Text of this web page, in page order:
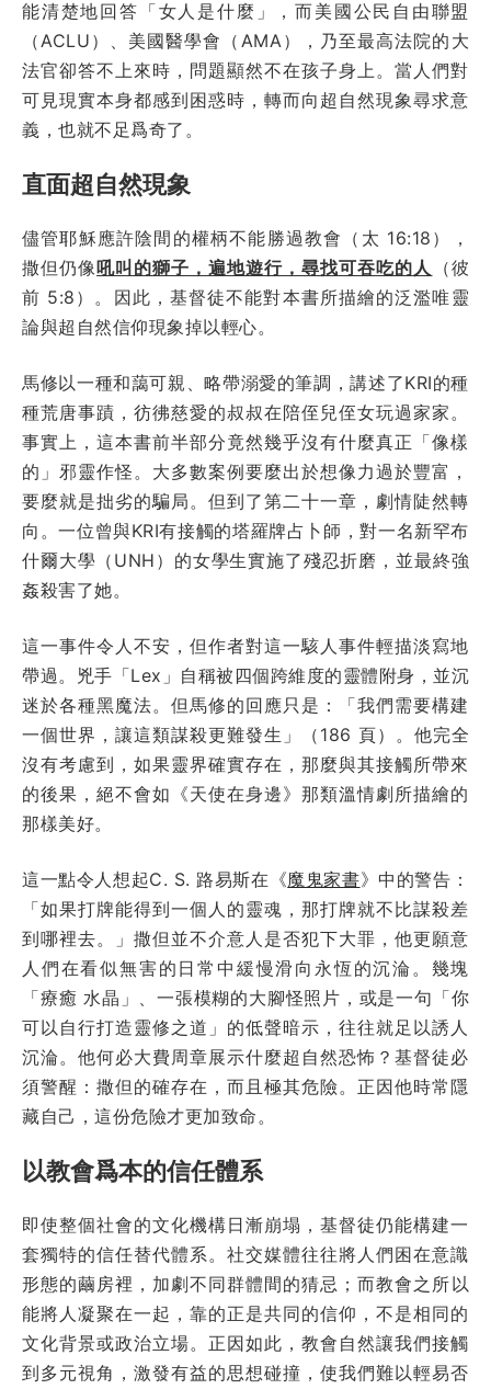
能清楚地回答「女人是什麼」，而美國公民自由聯盟
（ACLU）、美國醫學會（AMA），乃至最高法院的大
法官卻答不上來時，問題顯然不在孩子身上。當人們對
可見現實本身都感到困惑時，轉而向超自然現象尋求意
義，也就不足爲奇了。
直面超自然現象
儘管耶穌應許陰間的權柄不能勝過教會（太 16:18），
撒但仍像吼叫的獅子，遍地遊行，尋找可吞吃的人
（彼
前 5:8）。因此，基督徒不能對本書所描繪的泛濫唯靈
論與超自然信仰現象掉以輕心。
馬修以一種和藹可親、略帶溺愛的筆調，講述了KRI的種
種荒唐事蹟，彷彿慈愛的叔叔在陪侄兒侄女玩過家家。
事實上，這本書前半部分竟然幾乎沒有什麼真正「像樣
的」邪靈作怪。大多數案例要麼出於想像力過於豐富，
要麼就是拙劣的騙局。但到了第二十一章，劇情陡然轉
向。一位曾與KRI有接觸的塔羅牌占卜師，對一名新罕布
什爾大學（UNH）的女學生實施了殘忍折磨，並最終強
姦殺害了她。
這一事件令人不安，但作者對這一駭人事件輕描淡寫地
帶過。兇手「Lex」自稱被四個跨維度的靈體附身，並沉
迷於各種黑魔法。但馬修的回應只是：「我們需要構建
一個世界，讓這類謀殺更難發生」（186 頁）。他完全
沒有考慮到，如果靈界確實存在，那麼與其接觸所帶來
的後果，絕不會如《天使在身邊》那類溫情劇所描繪的
那樣美好。
這一點令人想起C. S. 路易斯在《魔鬼家書》中的警告：
「如果打牌能得到一個人的靈魂，那打牌就不比謀殺差
到哪裡去。」撒但並不介意人是否犯下大罪，他更願意
人們在看似無害的日常中緩慢滑向永恆的沉淪。幾塊
「療癒 水晶」、一張模糊的大腳怪照片，或是一句「你
可以自行打造靈修之道」的低聲暗示，往往就足以誘人
沉淪。他何必大費周章展示什麼超自然恐怖？基督徒必
須警醒：撒但的確存在，而且極其危險。正因他時常隱
藏自己，這份危險才更加致命。
以教會爲本的信任體系
即使整個社會的文化機構日漸崩塌，基督徒仍能構建一
套獨特的信任替代體系。社交媒體往往將人們困在意識
形態的繭房裡，加劇不同群體間的猜忌；而教會之所以
能將人凝聚在一起，靠的正是共同的信仰，不是相同的
文化背景或政治立場。正因如此，教會自然讓我們接觸
到多元視角，激發有益的思想碰撞，使我們難以輕易否